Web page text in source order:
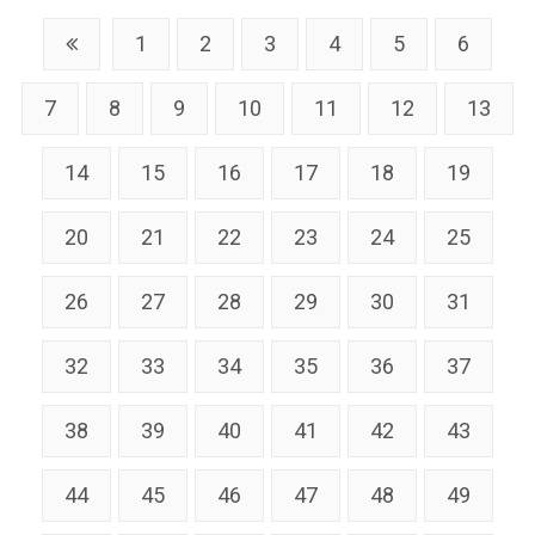
1 2 3 4 5 6
7 8 9 10 11 12 13
14 15 16 17 18 19
20 21 22 23 24 25
26 27 28 29 30 31
32 33 34 35 36 37
38 39 40 41 42 43
44 45 46 47 48 49